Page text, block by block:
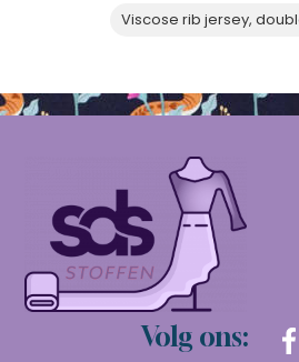
Viscose rib jersey,
Volg ons: